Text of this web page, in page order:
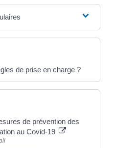
de prise en charge ?
de prévention des
au Covid-19